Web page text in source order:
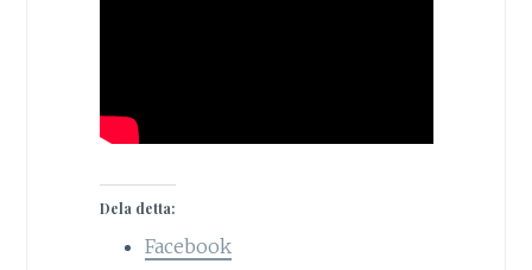
Dela detta:
Facebook